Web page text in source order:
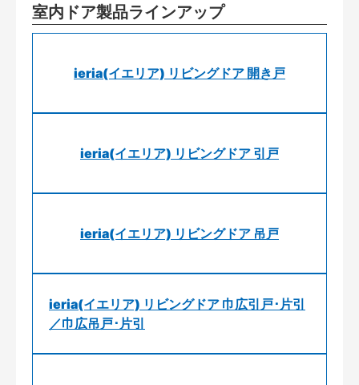
室内ドア製品ラインアップ
ieria(イエリア) リビングドア 開き戸
ieria(イエリア) リビングドア 引戸
ieria(イエリア) リビングドア 吊戸
ieria(イエリア) リビングドア 巾広引戸･片引
／巾広吊戸･片引